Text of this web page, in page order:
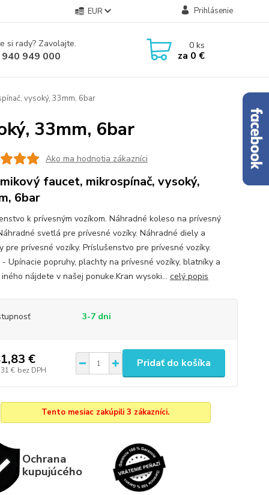
EUR Prihlásenie
si rady? Zavolajte.
949 000
0ks
za 0 €
vysoký, 33mm, 6bar
33mm, 6bar
Ako ma hodnotia zákazníci
faucet, mikrospínač, vysoký,
6bar
k prívesným vozíkom. Náhradné koleso na prívesný
svetlá pre prívesné vozíky. Náhradné diely a
pre prívesné vozíky. Príslušenstvo pre prívesné vozíky.
Upínacie popruhy, plachty na prívesné vozíky, blatníky a
nájdete v našej ponuke.Kran wysoki... celý popis
3-7 dni
€
€ bez DPH
Pridať do košíka
Tento mesiac zakúpili 3 zákazníci.
Ochrana
kupujúcého